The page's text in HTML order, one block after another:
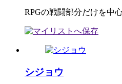
RPGの戦闘部分だけを中
シジョウ